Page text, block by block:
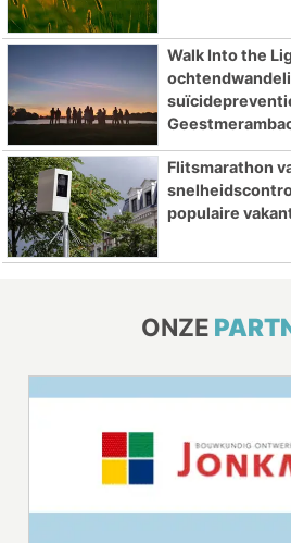
Walk Into the
Flitsmarathon
populaire
ONZE